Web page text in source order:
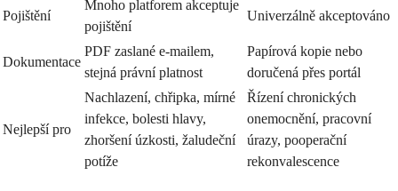
Pojištění
Mnoho platforem akceptuje
pojištění
Univerzálně akceptováno
Dokumentace
PDF zaslané e-mailem,
stejná právní platnost
Papírová kopie nebo
doručená přes portál
Nejlepší pro
Nachlazení, chřipka, mírné
infekce, bolesti hlavy,
zhoršení úzkosti, žaludeční
potíže
Řízení chronických
onemocnění, pracovní
úrazy, pooperační
rekonvalescence